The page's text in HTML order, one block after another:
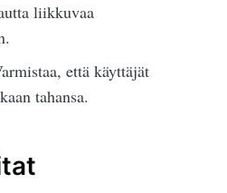
liikkuvaa
että käyttäjät
tahansa.